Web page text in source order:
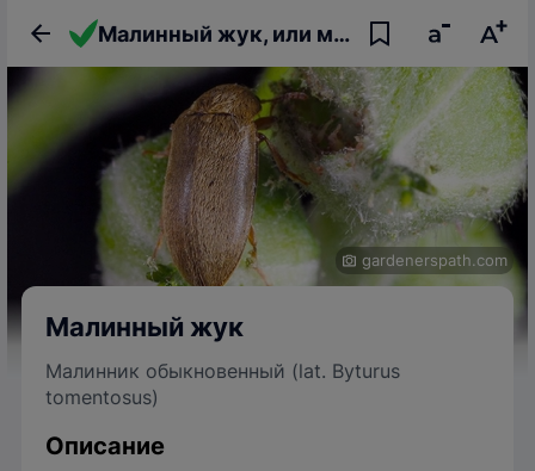
Малинный жук, или малинник обыкновенный
gardenerspath.com
Малинный жук
Малинник обыкновенный (lat. Byturus
tomentosus)
Описание